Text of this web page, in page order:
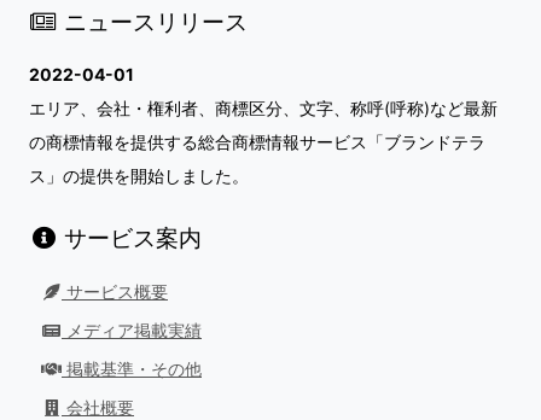
ニュースリリース
2022-04-01
エリア、会社・権利者、商標区分、文字、称呼(呼称)など最新
の商標情報を提供する総合商標情報サービス「ブランドテラ
ス」の提供を開始しました。
サービス案内
サービス概要
メディア掲載実績
掲載基準・その他
会社概要